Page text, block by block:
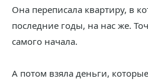
Она переписала квартиру, в
последние годы, на нас же.
самого начала.
А потом взяла деньги,